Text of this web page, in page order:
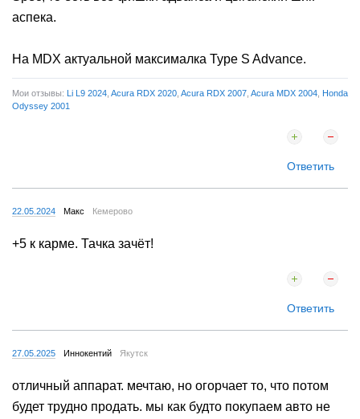
аспека.
На MDX актуальной максималка Type S Advance.
Мои отзывы: Li L9 2024 Acura RDX 2020 Acura RDX 2007 Acura MDX 2004 Honda
Odyssey 2001
Ответить
22.05.2024 Макс Кемерово
+5 к карме. Тачка зачёт!
Ответить
27.05.2025 Иннокентий Якутск
отличный аппарат. мечтаю, но огорчает то, что потом
будет трудно продать. мы как будто покупаем авто не